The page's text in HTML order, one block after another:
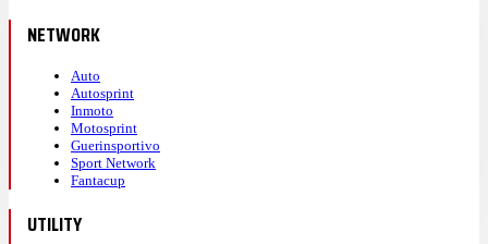
NETWORK
Auto
Autosprint
Inmoto
Motosprint
Guerinsportivo
Sport Network
Fantacup
UTILITY